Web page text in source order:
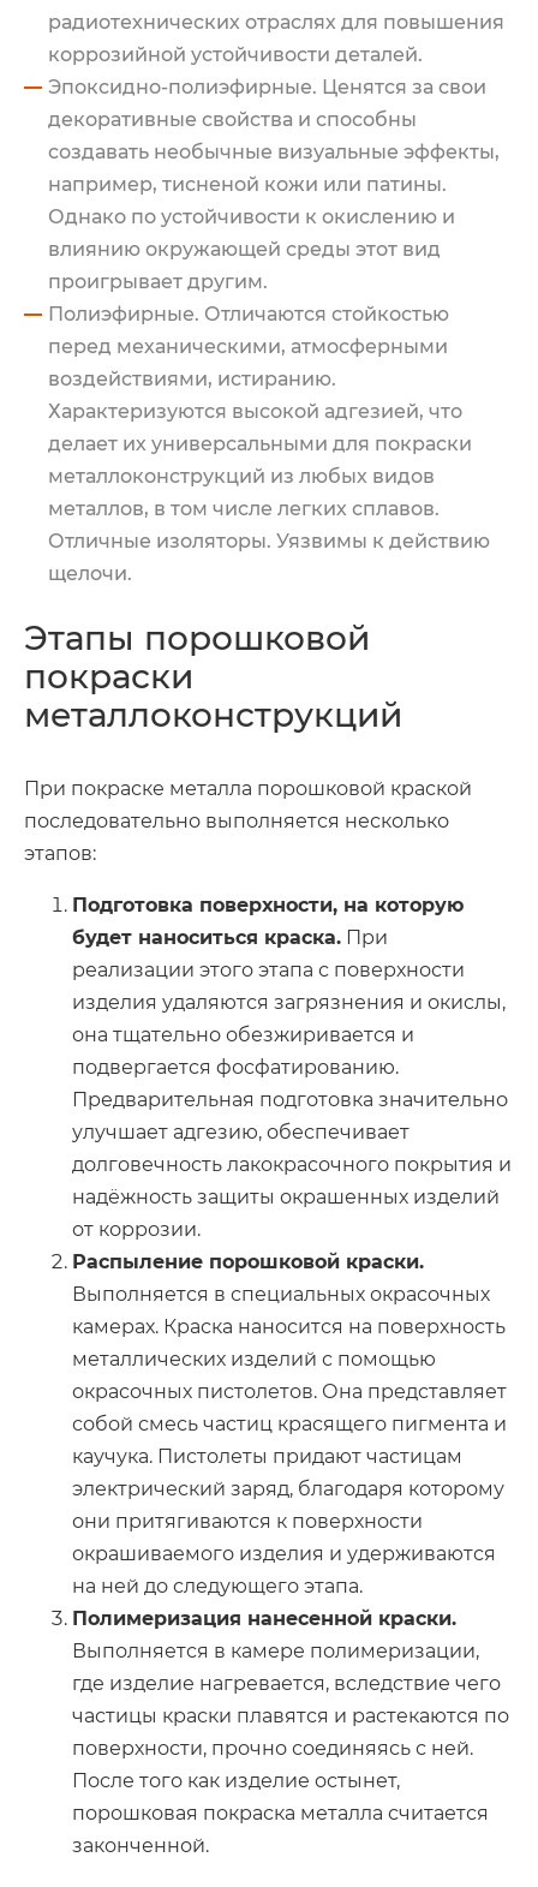
радиотехнических отраслях для повышения
коррозийной устойчивости деталей.
Эпоксидно-полиэфирные. Ценятся за свои
декоративные свойства и способны
создавать необычные визуальные эффекты,
например, тисненой кожи или патины.
Однако по устойчивости к окислению и
влиянию окружающей среды этот вид
проигрывает другим.
Полиэфирные. Отличаются стойкостью
перед механическими, атмосферными
воздействиями, истиранию.
Характеризуются высокой адгезией, что
делает их универсальными для покраски
металлоконструкций из любых видов
металлов, в том числе легких сплавов.
Отличные изоляторы. Уязвимы к действию
щелочи.
Этапы порошковой
покраски
металлоконструкций
При покраске металла порошковой краской
последовательно выполняется несколько
этапов:
Подготовка поверхности, на которую
будет наноситься краска. При
реализации этого этапа с поверхности
изделия удаляются загрязнения и окислы,
она тщательно обезжиривается и
подвергается фосфатированию.
Предварительная подготовка значительно
улучшает адгезию, обеспечивает
долговечность лакокрасочного покрытия и
надёжность защиты окрашенных изделий
от коррозии.
Распыление порошковой краски.
Выполняется в специальных окрасочных
камерах. Краска наносится на поверхность
металлических изделий с помощью
окрасочных пистолетов. Она представляет
собой смесь частиц красящего пигмента и
каучука. Пистолеты придают частицам
электрический заряд, благодаря которому
они притягиваются к поверхности
окрашиваемого изделия и удерживаются
на ней до следующего этапа.
Полимеризация нанесенной краски.
Выполняется в камере полимеризации,
где изделие нагревается, вследствие чего
частицы краски плавятся и растекаются по
поверхности, прочно соединяясь с ней.
После того как изделие остынет,
порошковая покраска металла считается
законченной.